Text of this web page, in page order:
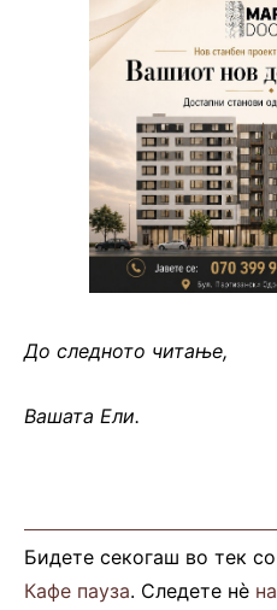
До следното читање,
Вашата Ели.
Бидете секогаш во тек
Кафе пауза. Следете нè